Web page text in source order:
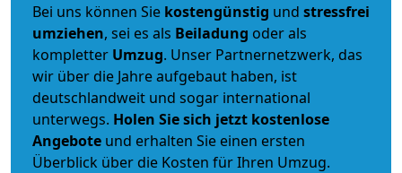
Bei uns können Sie kostengünstig und stressfrei
umziehen, sei es als Beiladung oder als
kompletter Umzug. Unser Partnernetzwerk, das
wir über die Jahre aufgebaut haben, ist
deutschlandweit und sogar international
unterwegs. Holen Sie sich jetzt kostenlose
Angebote und erhalten Sie einen ersten
Überblick über die Kosten für Ihren Umzug.